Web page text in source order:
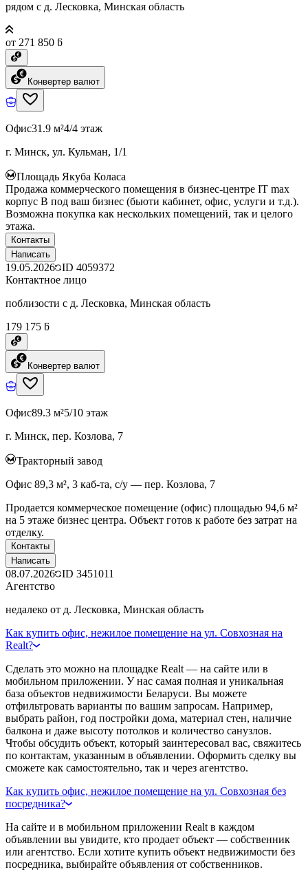
рядом с д. Лесковка, Минская область
от 271 850 ƃ
Конвертер валют
Офис31.9 м²4/4 этаж
г. Минск, ул. Кульман, 1/1
Площадь Якуба Коласа
Продажа коммерческого помещения в бизнес-центре IT max
корпус B под ваш бизнес (бьюти кабинет, офис, услуги и т.д.).
Возможна покупка как нескольких помещений, так и целого
этажа.
Контакты
Написать
19.05.2026 ID 4059372
Контактное лицо
поблизости с д. Лесковка, Минская область
179 175 ƃ
Конвертер валют
Офис89.3 м²5/10 этаж
г. Минск, пер. Козлова, 7
Тракторный завод
Офис 89,3 м², 3 каб-та, с/у — пер. Козлова, 7
Продается коммерческое помещение (офис) площадью 94,6 м²
на 5 этаже бизнес центра. Объект готов к работе без затрат на
отделку.
Контакты
Написать
08.07.2026 ID 3451011
Агентство
недалеко от д. Лесковка, Минская область
Как купить офис, нежилое помещение на ул. Совхозная на
Realt?
Сделать это можно на площадке Realt — на сайте или в
мобильном приложении. У нас самая полная и уникальная
база объектов недвижимости Беларуси. Вы можете
отфильтровать варианты по вашим запросам. Например,
выбрать район, год постройки дома, материал стен, наличие
балкона и даже высоту потолков и количество санузлов.
Чтобы обсудить объект, который заинтересовал вас, свяжитесь
по контактам, указанным в объявлении. Оформить сделку вы
сможете как самостоятельно, так и через агентство.
Как купить офис, нежилое помещение на ул. Совхозная без
посредника?
На сайте и в мобильном приложении Realt в каждом
объявлении вы увидите, кто продает объект — собственник
или агентство. Если хотите купить объект недвижимости без
посредника, выбирайте объявления от собственников.